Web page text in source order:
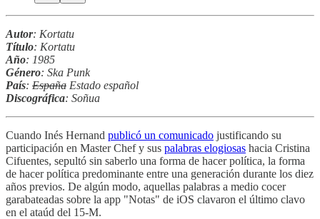
Autor: Kortatu
Título: Kortatu
Año: 1985
Género: Ska Punk
País: España Estado español
Discográfica: Soñua
Cuando Inés Hernand publicó un comunicado justificando su
participación en Master Chef y sus palabras elogiosas hacia Cristina
Cifuentes, sepultó sin saberlo una forma de hacer política, la forma
de hacer política predominante entre una generación durante los diez
años previos. De algún modo, aquellas palabras a medio cocer
garabateadas sobre la app "Notas" de iOS clavaron el último clavo
en el ataúd del 15-M.